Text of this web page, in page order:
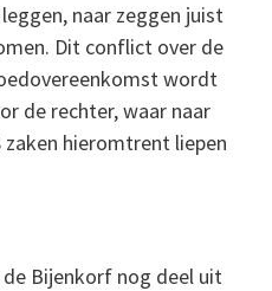
naar zeggen juist
Dit conflict over de
wordt
de rechter, waar naar
hieromtrent liepen
de Bijenkorf nog deel uit